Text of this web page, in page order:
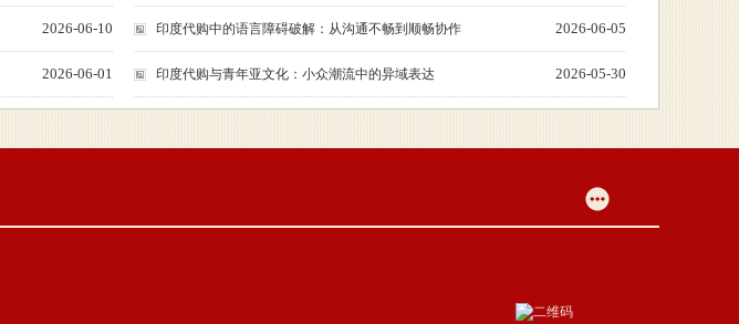
2026-06-10 2026-06-05
印度代购中的语言障碍破解：从沟通不畅到顺畅协作
2026-06-01 2026-05-30
印度代购与青年亚文化：小众潮流中的异域表达